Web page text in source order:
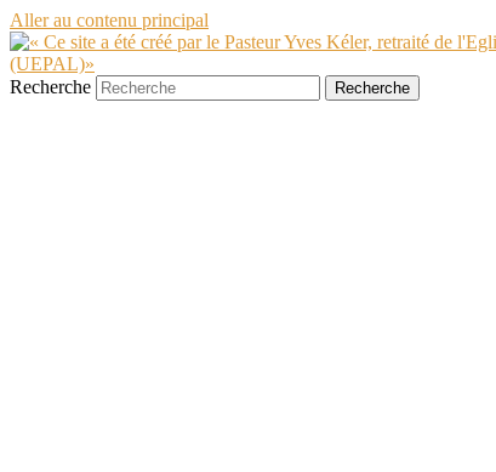
Aller au contenu principal
Recherche